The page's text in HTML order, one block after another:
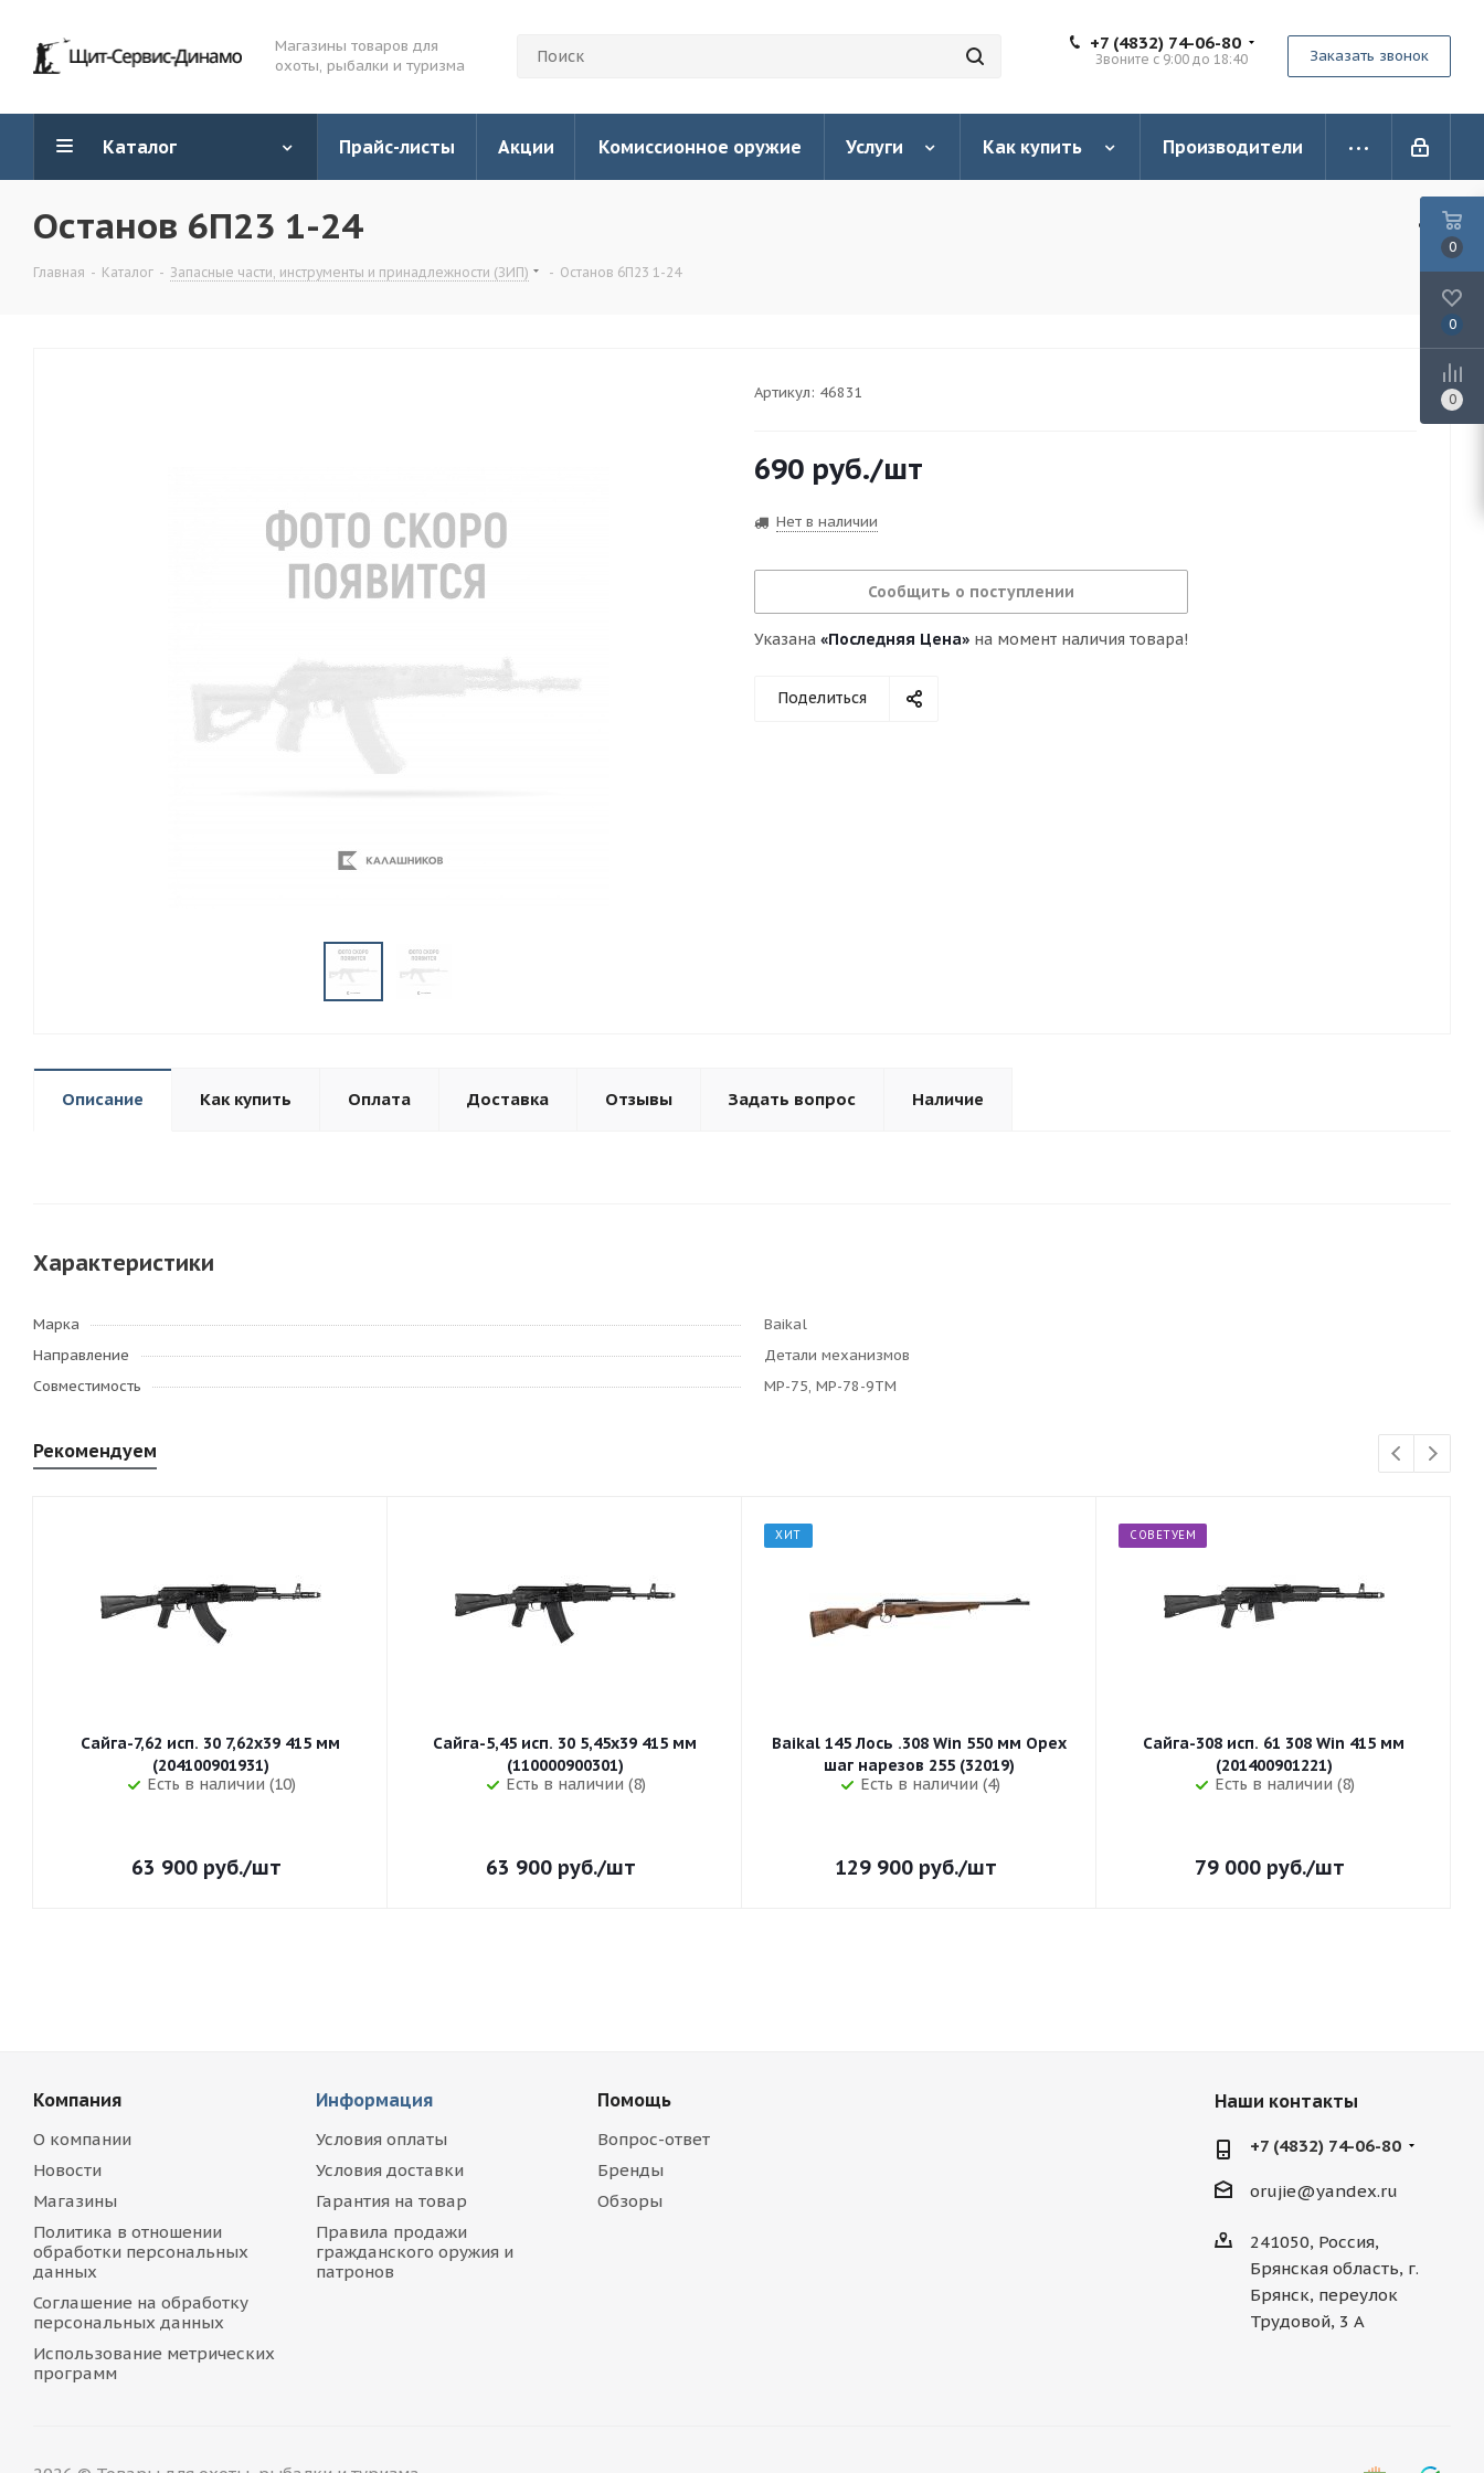
Магазины товаров для
охоты, рыбалки и туризма
+7 (4832) 74-06-80
Звоните с 9:00 до 18:40 Заказать звонок
Каталог Прайс-листы Акции Комиссионное оружие Услуги Как купить Производители
Останов 6П23 1-24
Главная - Каталог - Запасные части, инструменты и принадлежности (ЗИП) - Останов 6П23 1-24
Артикул: 46831
690 руб./шт
Нет в наличии
Сообщить о поступлении
Указана «Последняя Цена» на момент наличия товара!
Поделиться
Описание Как купить Оплата Доставка Отзывы Задать вопрос Наличие
Характеристики
Марка
Baikal
Направление
Детали механизмов
Совместимость
МР-75, МР-78-9ТМ
Рекомендуем
Сайга-7,62 исп. 30 7,62x39 415 мм
(204100901931)
Есть в наличии (10)
63 900 руб./шт
Сайга-5,45 исп. 30 5,45x39 415 мм
(110000900301)
Есть в наличии (8)
63 900 руб./шт
ХИТ
Baikal 145 Лось .308 Win 550 мм Орех
шаг нарезов 255 (32019)
Есть в наличии (4)
129 900руб./шт
СОВЕТУЕМ
Сайга-308 исп. 61 308 Win 415 мм
(201400901221)
Есть в наличии (8)
79 000 руб./шт
Компания
О компании
Новости
Магазины
Политика в отношении
обработки персональных
данных
Соглашение на обработку
персональных данных
Использование метрических
программ
Информация
Условия оплаты
Условия доставки
Гарантия на товар
Правила продажи
гражданского оружия и
патронов
Помощь
Вопрос-ответ
Бренды
Обзоры
Наши контакты
+7 (4832) 74-06-80
orujie@yandex.ru
241050, Россия,
Брянская область, г.
Брянск, переулок
Трудовой, 3 А
0
0
0